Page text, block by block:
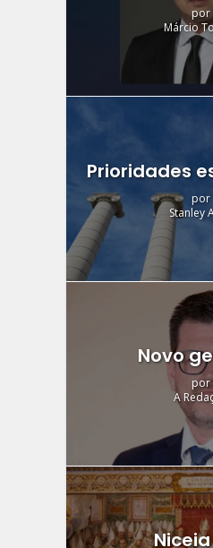
por
Márcio
Prioridades
por
Stanley
Novo
por
A